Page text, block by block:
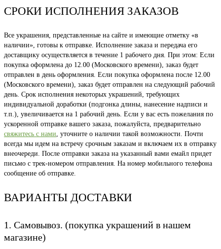
СРОКИ ИСПОЛНЕНИЯ ЗАКАЗОВ
Все украшения, представленные на сайте и имеющие отметку «в
наличии», готовы к отправке. Исполнение заказа и передача его
доставщику осуществляется в течение 1 рабочего дня. При этом: Если
покупка оформлена до 12.00 (Московского времени), заказ будет
отправлен в день оформления. Если покупка оформлена после 12.00
(Московского времени), заказ будет отправлен на следующий рабочий
день. Срок исполнения некоторых украшений, требующих
индивидуальной доработки (подгонка длины, нанесение надписи и
т.п.), увеличивается на 1 рабочий день. Если у вас есть пожелания по
ускоренной отправке вашего заказа, пожалуйста, предварительно
свяжитесь с нами, уточните о наличии такой возможности. Почти
всегда мы идем на встречу срочным заказам и включаем их в отправку
внеочереди. После отправки заказа на указанный вами емайл придет
письмо с трек-номером отправления. На номер мобильного телефона
сообщение об отправке.
ВАРИАНТЫ ДОСТАВКИ
1. Самовывоз. (покупка украшений в нашем
магазине)